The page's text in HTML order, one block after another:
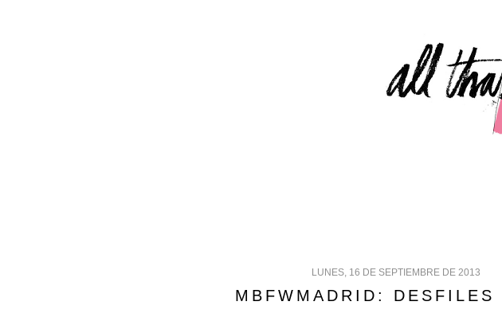
LUNES, 16 DE SEPTIEMBRE DE 2013
MBFWMADRID: DESFILES